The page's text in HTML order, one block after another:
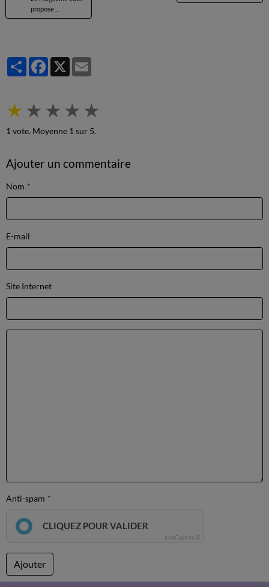
propose ...
PartagerFacebook
X
★ ★ ★ ★ ★
1 vote. Moyenne 1 sur 5.
Ajouter un commentaire
Nom
E-mail
Site Internet
Anti-spam
CLIQUEZ POUR VALIDER
IconCaptcha ©
Ajouter